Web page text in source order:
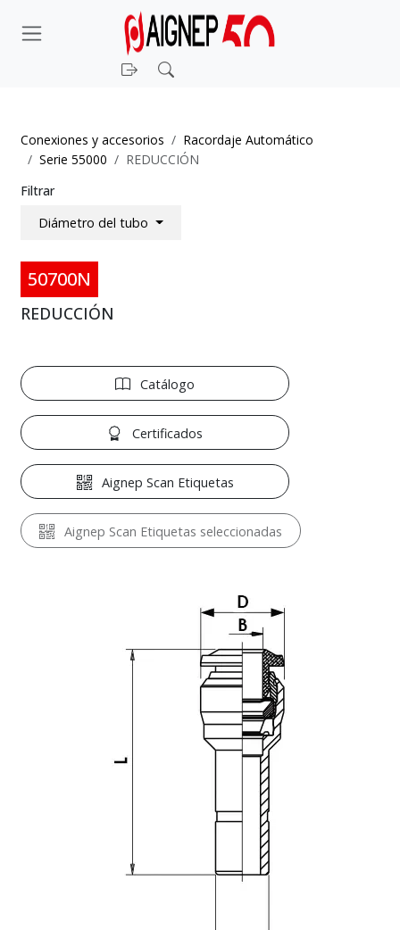
Iniciar sesión
Conexiones y accesorios
Racordaje Automático
Serie 55000
REDUCCIÓN
Filtrar
Diámetro del tubo
50700N
REDUCCIÓN
Catálogo
Certificados
Aignep Scan Etiquetas
Aignep Scan Etiquetas seleccionadas